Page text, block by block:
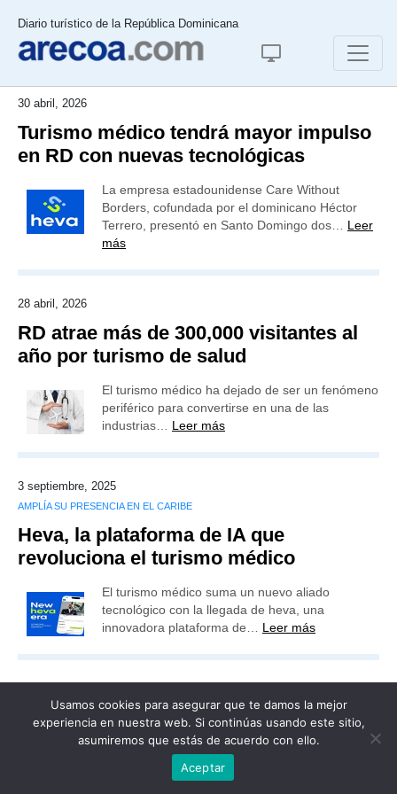
Diario turístico de la República Dominicana
30 abril, 2026
Turismo médico tendrá mayor impulso
en RD con nuevas tecnológicas
La empresa estadounidense Care Without
Borders, cofundada por el dominicano Héctor
Terrero, presentó en Santo Domingo dos… Leer
más
28 abril, 2026
RD atrae más de 300,000 visitantes al
año por turismo de salud
El turismo médico ha dejado de ser un fenómeno
periférico para convertirse en una de las
industrias… Leer más
3 septiembre, 2025
AMPLÍA SU PRESENCIA EN EL CARIBE
Heva, la plataforma de IA que
revoluciona el turismo médico
El turismo médico suma un nuevo aliado
tecnológico con la llegada de heva, una
innovadora plataforma de… Leer más
Usamos cookies para asegurar que te damos la mejor
experiencia en nuestra web. Si continúas usando este sitio,
asumiremos que estás de acuerdo con ello.
Aceptar
Publicidad Redacción Contacto
Todos los derechos reservados
Grupo Preferente